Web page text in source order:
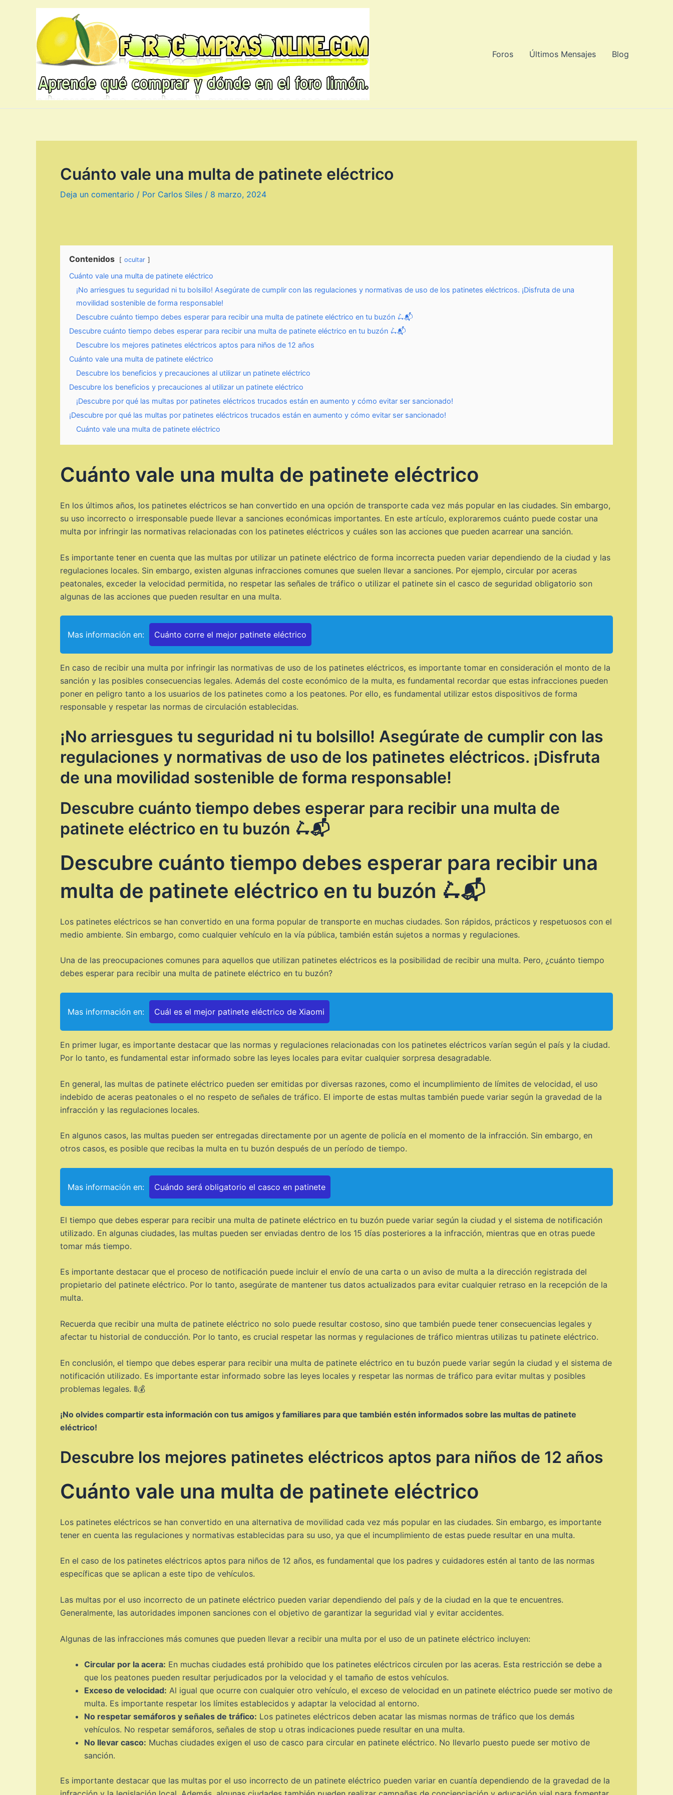
Foros Últimos Mensajes Blog
Cuánto vale una multa de patinete eléctrico
Deja un comentario / Por Carlos Siles / 8 marzo, 2024
Contenidos ocultar
Cuánto vale una multa de patinete eléctrico
¡No arriesgues tu seguridad ni tu bolsillo! Asegúrate de cumplir con las regulaciones y normativas de uso de los patinetes eléctricos. ¡Disfruta de una
movilidad sostenible de forma responsable!
Descubre cuánto tiempo debes esperar para recibir una multa de patinete eléctrico en tu buzón 🛴📬
Descubre cuánto tiempo debes esperar para recibir una multa de patinete eléctrico en tu buzón 🛴📬
Descubre los mejores patinetes eléctricos aptos para niños de 12 años
Cuánto vale una multa de patinete eléctrico
Descubre los beneficios y precauciones al utilizar un patinete eléctrico
Descubre los beneficios y precauciones al utilizar un patinete eléctrico
¡Descubre por qué las multas por patinetes eléctricos trucados están en aumento y cómo evitar ser sancionado!
¡Descubre por qué las multas por patinetes eléctricos trucados están en aumento y cómo evitar ser sancionado!
Cuánto vale una multa de patinete eléctrico
Cuánto vale una multa de patinete eléctrico
En los últimos años, los patinetes eléctricos se han convertido en una opción de transporte cada vez más popular en las ciudades. Sin embargo,
su uso incorrecto o irresponsable puede llevar a sanciones económicas importantes. En este artículo, exploraremos cuánto puede costar una
multa por infringir las normativas relacionadas con los patinetes eléctricos y cuáles son las acciones que pueden acarrear una sanción.
Es importante tener en cuenta que las multas por utilizar un patinete eléctrico de forma incorrecta pueden variar dependiendo de la ciudad y las
regulaciones locales. Sin embargo, existen algunas infracciones comunes que suelen llevar a sanciones. Por ejemplo, circular por aceras
peatonales, exceder la velocidad permitida, no respetar las señales de tráfico o utilizar el patinete sin el casco de seguridad obligatorio son
algunas de las acciones que pueden resultar en una multa.
Mas información en: Cuánto corre el mejor patinete eléctrico
En caso de recibir una multa por infringir las normativas de uso de los patinetes eléctricos, es importante tomar en consideración el monto de la
sanción y las posibles consecuencias legales. Además del coste económico de la multa, es fundamental recordar que estas infracciones pueden
poner en peligro tanto a los usuarios de los patinetes como a los peatones. Por ello, es fundamental utilizar estos dispositivos de forma
responsable y respetar las normas de circulación establecidas.
¡No arriesgues tu seguridad ni tu bolsillo! Asegúrate de cumplir con las
regulaciones y normativas de uso de los patinetes eléctricos. ¡Disfruta
de una movilidad sostenible de forma responsable!
Descubre cuánto tiempo debes esperar para recibir una multa de
patinete eléctrico en tu buzón 🛴📬
Descubre cuánto tiempo debes esperar para recibir una
multa de patinete eléctrico en tu buzón 🛴📬
Los patinetes eléctricos se han convertido en una forma popular de transporte en muchas ciudades. Son rápidos, prácticos y respetuosos con el
medio ambiente. Sin embargo, como cualquier vehículo en la vía pública, también están sujetos a normas y regulaciones.
Una de las preocupaciones comunes para aquellos que utilizan patinetes eléctricos es la posibilidad de recibir una multa. Pero, ¿cuánto tiempo
debes esperar para recibir una multa de patinete eléctrico en tu buzón?
Mas información en: Cuál es el mejor patinete eléctrico de Xiaomi
En primer lugar, es importante destacar que las normas y regulaciones relacionadas con los patinetes eléctricos varían según el país y la ciudad.
Por lo tanto, es fundamental estar informado sobre las leyes locales para evitar cualquier sorpresa desagradable.
En general, las multas de patinete eléctrico pueden ser emitidas por diversas razones, como el incumplimiento de límites de velocidad, el uso
indebido de aceras peatonales o el no respeto de señales de tráfico. El importe de estas multas también puede variar según la gravedad de la
infracción y las regulaciones locales.
En algunos casos, las multas pueden ser entregadas directamente por un agente de policía en el momento de la infracción. Sin embargo, en
otros casos, es posible que recibas la multa en tu buzón después de un período de tiempo.
Mas información en: Cuándo será obligatorio el casco en patinete
El tiempo que debes esperar para recibir una multa de patinete eléctrico en tu buzón puede variar según la ciudad y el sistema de notificación
utilizado. En algunas ciudades, las multas pueden ser enviadas dentro de los 15 días posteriores a la infracción, mientras que en otras puede
tomar más tiempo.
Es importante destacar que el proceso de notificación puede incluir el envío de una carta o un aviso de multa a la dirección registrada del
propietario del patinete eléctrico. Por lo tanto, asegúrate de mantener tus datos actualizados para evitar cualquier retraso en la recepción de la
multa.
Recuerda que recibir una multa de patinete eléctrico no solo puede resultar costoso, sino que también puede tener consecuencias legales y
afectar tu historial de conducción. Por lo tanto, es crucial respetar las normas y regulaciones de tráfico mientras utilizas tu patinete eléctrico.
En conclusión, el tiempo que debes esperar para recibir una multa de patinete eléctrico en tu buzón puede variar según la ciudad y el sistema de
notificación utilizado. Es importante estar informado sobre las leyes locales y respetar las normas de tráfico para evitar multas y posibles
problemas legales. 🚦💰
¡No olvides compartir esta información con tus amigos y familiares para que también estén informados sobre las multas de patinete
eléctrico!
Descubre los mejores patinetes eléctricos aptos para niños de 12 años
Cuánto vale una multa de patinete eléctrico
Los patinetes eléctricos se han convertido en una alternativa de movilidad cada vez más popular en las ciudades. Sin embargo, es importante
tener en cuenta las regulaciones y normativas establecidas para su uso, ya que el incumplimiento de estas puede resultar en una multa.
En el caso de los patinetes eléctricos aptos para niños de 12 años, es fundamental que los padres y cuidadores estén al tanto de las normas
específicas que se aplican a este tipo de vehículos.
Las multas por el uso incorrecto de un patinete eléctrico pueden variar dependiendo del país y de la ciudad en la que te encuentres.
Generalmente, las autoridades imponen sanciones con el objetivo de garantizar la seguridad vial y evitar accidentes.
Algunas de las infracciones más comunes que pueden llevar a recibir una multa por el uso de un patinete eléctrico incluyen:
Circular por la acera: En muchas ciudades está prohibido que los patinetes eléctricos circulen por las aceras. Esta restricción se debe a
que los peatones pueden resultar perjudicados por la velocidad y el tamaño de estos vehículos.
Exceso de velocidad: Al igual que ocurre con cualquier otro vehículo, el exceso de velocidad en un patinete eléctrico puede ser motivo de
multa. Es importante respetar los límites establecidos y adaptar la velocidad al entorno.
No respetar semáforos y señales de tráfico: Los patinetes eléctricos deben acatar las mismas normas de tráfico que los demás
vehículos. No respetar semáforos, señales de stop u otras indicaciones puede resultar en una multa.
No llevar casco: Muchas ciudades exigen el uso de casco para circular en patinete eléctrico. No llevarlo puesto puede ser motivo de
sanción.
Es importante destacar que las multas por el uso incorrecto de un patinete eléctrico pueden variar en cuantía dependiendo de la gravedad de la